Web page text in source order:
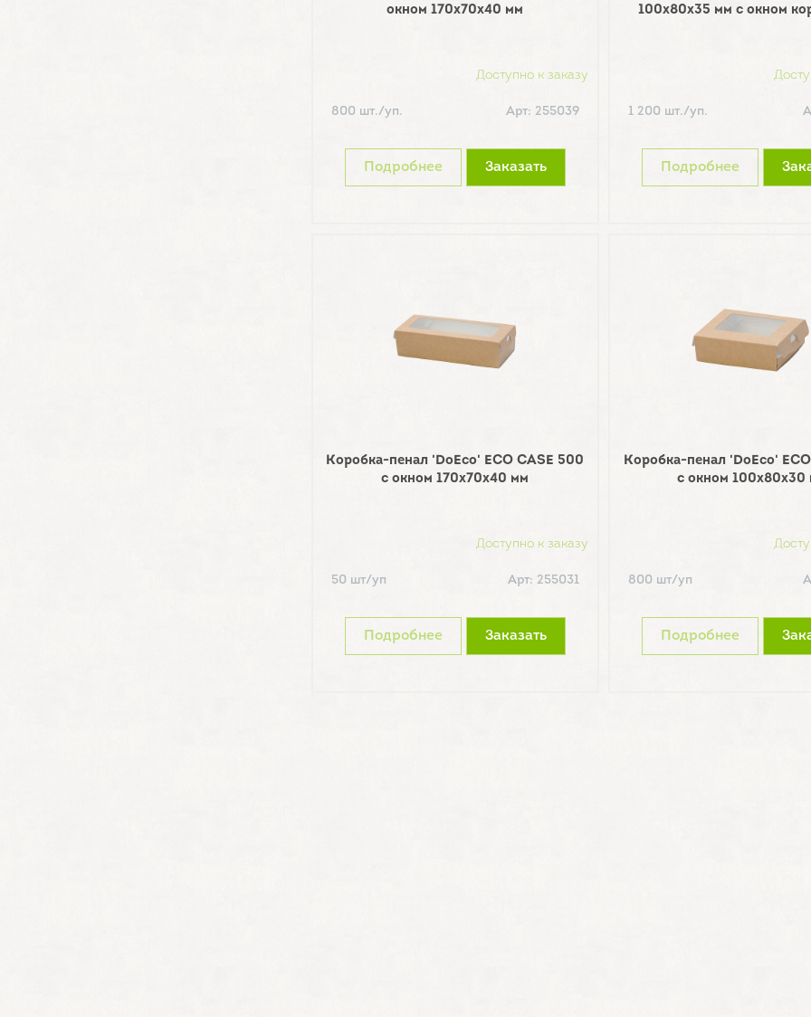
окном 170х70х40 мм
Доступно к заказу
800 шт./уп. Арт: 255039
Подробнее Заказать
100х80х35 мм с окном
1 200 шт./уп.
Подробнее
Коробка-пенал 'DoEco' ECO CASE 500
с окном 170х70х40 мм
Доступно к заказу
50 шт/уп Арт: 255031
Подробнее Заказать
Коробка-пенал 'DoEco'
с окном 100х80х30
800 шт/уп
Подробнее